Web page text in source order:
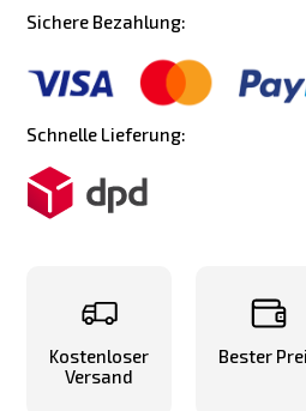
Sichere Bezahlung:
Schnelle Lieferung:
Kostenloser
Versand
Bester